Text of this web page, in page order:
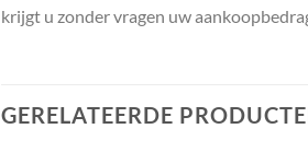
krijgt u zonder vragen uw
GERELATEERDE